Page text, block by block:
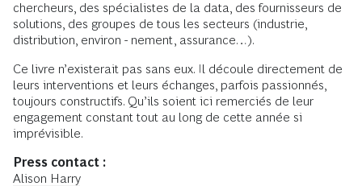
chercheurs, des spécialistes de la data, des fournisseurs de
solutions, des groupes de tous les secteurs (industrie,
distribution, environ - nement, assurance…).
Ce livre n’existerait pas sans eux. Il découle directement de
leurs interventions et leurs échanges, parfois passionnés,
toujours constructifs. Qu’ils soient ici remerciés de leur
engagement constant tout au long de cette année si
imprévisible.
Press contact :
Alison Harry